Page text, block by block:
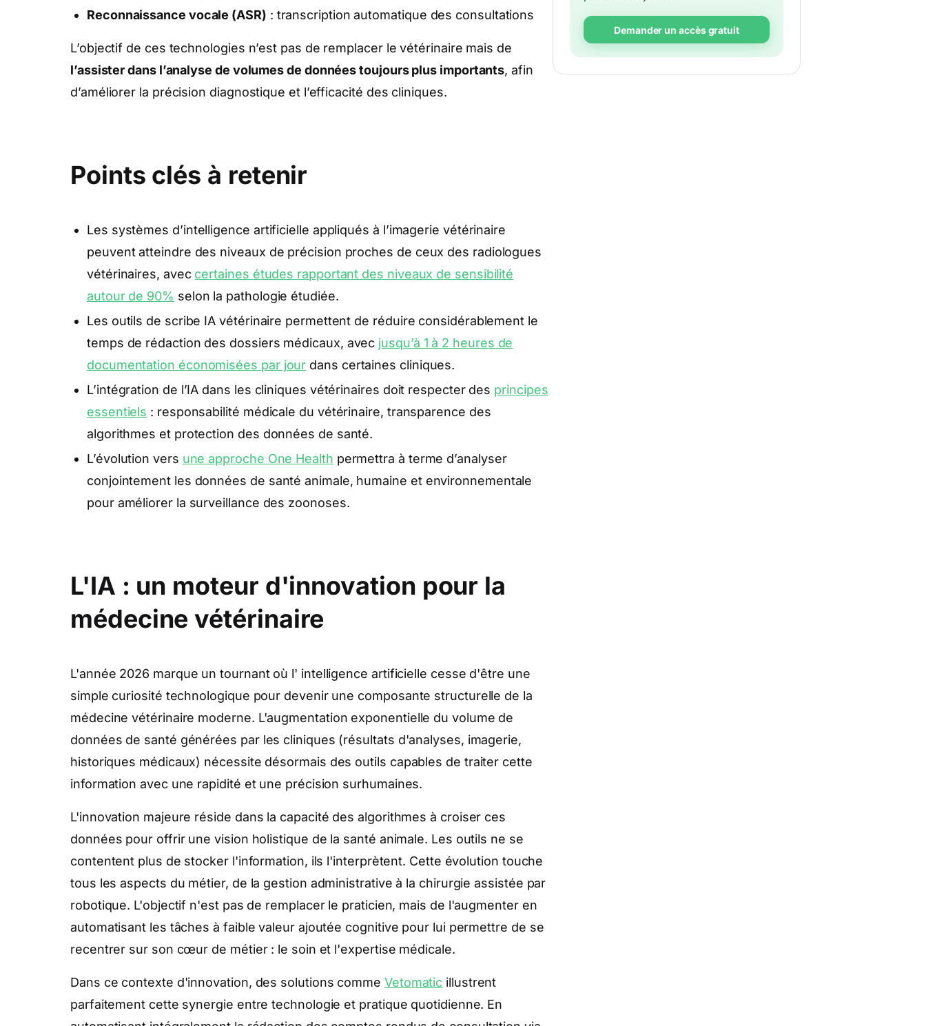
Reconnaissance vocale (ASR) : transcription automatique des consultations
L’objectif de ces technologies n’est pas de remplacer le vétérinaire mais de
l’assister dans l’analyse de volumes de données toujours plus importants, afin
d’améliorer la précision diagnostique et l’efficacité des cliniques.
Points clés à retenir
Les systèmes d’intelligence artificielle appliqués à l’imagerie vétérinaire
peuvent atteindre des niveaux de précision proches de ceux des radiologues
vétérinaires, avec certaines études rapportant des niveaux de sensibilité
autour de 90% selon la pathologie étudiée.
Les outils de scribe IA vétérinaire permettent de réduire considérablement le
temps de rédaction des dossiers médicaux, avec jusqu’à 1 à 2 heures de
documentation économisées par jour dans certaines cliniques.
L’intégration de l’IA dans les cliniques vétérinaires doit respecter des principes
essentiels : responsabilité médicale du vétérinaire, transparence des
algorithmes et protection des données de santé.
L’évolution vers une approche One Health permettra à terme d’analyser
conjointement les données de santé animale, humaine et environnementale
pour améliorer la surveillance des zoonoses.
L'IA : un moteur d'innovation pour la
médecine vétérinaire
L'année 2026 marque un tournant où l' intelligence artificielle cesse d'être une
simple curiosité technologique pour devenir une composante structurelle de la
médecine vétérinaire moderne. L'augmentation exponentielle du volume de
données de santé générées par les cliniques (résultats d'analyses, imagerie,
historiques médicaux) nécessite désormais des outils capables de traiter cette
information avec une rapidité et une précision surhumaines.
L'innovation majeure réside dans la capacité des algorithmes à croiser ces
données pour offrir une vision holistique de la santé animale. Les outils ne se
contentent plus de stocker l'information, ils l'interprètent. Cette évolution touche
tous les aspects du métier, de la gestion administrative à la chirurgie assistée par
robotique. L'objectif n'est pas de remplacer le praticien, mais de l'augmenter en
automatisant les tâches à faible valeur ajoutée cognitive pour lui permettre de se
recentrer sur son cœur de métier : le soin et l'expertise médicale.
Dans ce contexte d'innovation, des solutions comme Vetomatic illustrent
parfaitement cette synergie entre technologie et pratique quotidienne. En
Demander un accès gratuit